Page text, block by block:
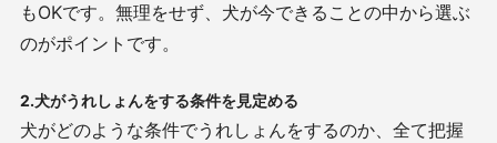
もOKです。無理をせず、犬が今できることの中から選ぶ
のがポイントです。
2.犬がうれしょんをする条件を見定める
犬がどのような条件でうれしょんをするのか、全て把握